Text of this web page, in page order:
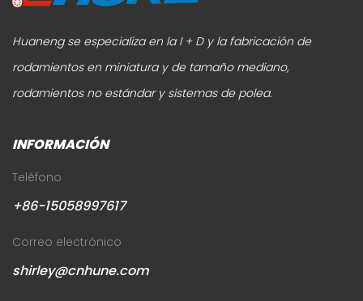
Huaneng se especializa en la I + D y la fabricación de
rodamientos en miniatura y de tamaño mediano,
rodamientos no estándar y sistemas de polea.
INFORMACIÓN
Teléfono
+86-15058997617
Correo electrónico
shirley@cnhune.com